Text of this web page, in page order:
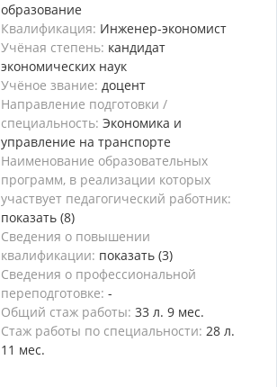
образование
Квалификация: Инженер-экономист
Учёная степень: кандидат
экономических наук
Учёное звание: доцент
Направление подготовки /
специальность: Экономика и
управление на транспорте
Наименование образовательных
программ, в реализации которых
участвует педагогический работник:
показать (8)
Сведения о повышении
квалификации: показать (3)
Сведения о профессиональной
переподготовке: -
Общий стаж работы: 33 л. 9 мес.
Стаж работы по специальности: 28 л.
11 мес.